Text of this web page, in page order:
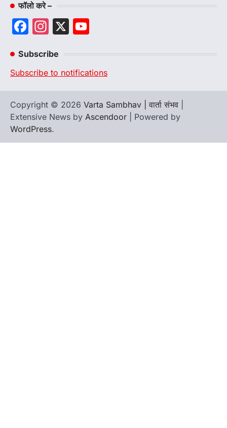
फॉलो करे –
Facebook
Instagram
X
Subscribe
Subscribe to notifications
Copyright © 2026 Varta Sambhav | वार्ता संभव
Extensive News by Ascendoor | Powered by
WordPress.